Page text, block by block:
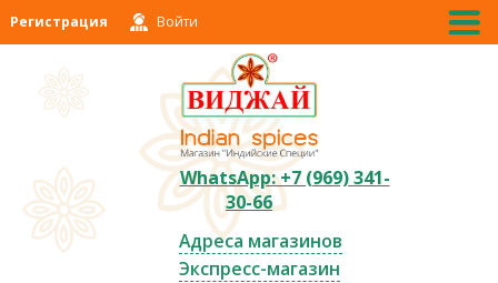
Регистрация Войти
WhatsApp: +7 (969) 341-
30-66
Адреса магазинов
Экспресс-магазин